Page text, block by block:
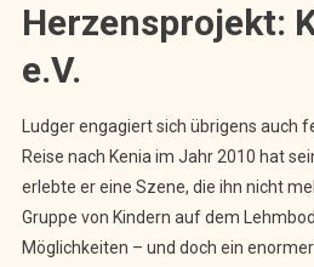
Herzensprojekt:
e.V.
Ludger engagiert sich übrigens auch
Reise nach Kenia im Jahr 2010 hat
erlebte er eine Szene, die ihn nicht
Gruppe von Kindern auf dem
Möglichkeiten – und doch ein